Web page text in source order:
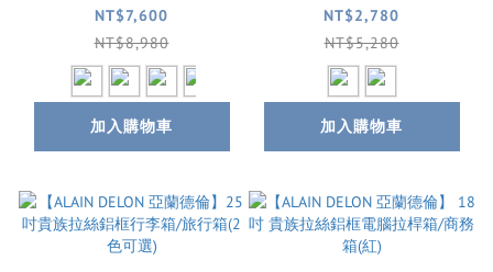
箱/行李箱/旅行箱/登
機箱(4色可選)
NT$7,600
NT$8,980
加入購物車
系列登機箱 /旅行箱/
鋁框箱(2色可選)
NT$2,780
NT$5,280
加入購物車